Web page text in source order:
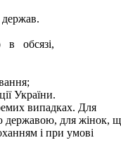
обсязі,
України.
випадках. Для
державою, для жінок,
і при умові